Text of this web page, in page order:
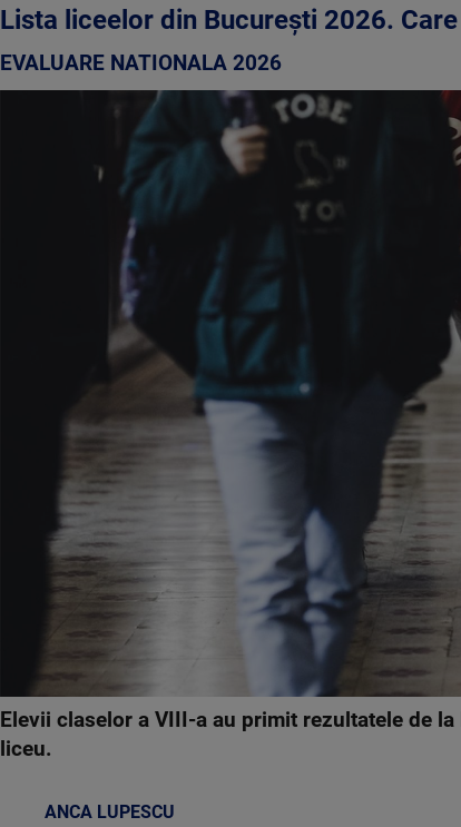
Lista liceelor din București 2026.
EVALUARE NATIONALA 2026
Elevii claselor a VIII-a au primit rezultatele de
liceu.
ANCA LUPESCU